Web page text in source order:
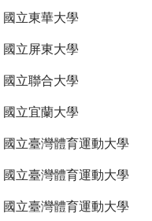
國立東華大學
國立屏東大學
國立聯合大學
國立宜蘭大學
國立臺灣體育運動大學
國立臺灣體育運動大學
國立臺灣體育運動大學